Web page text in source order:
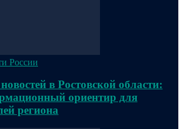
России
в Ростовской области:
ориентир для
региона